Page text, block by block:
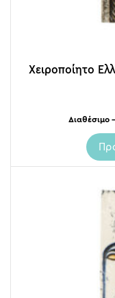
Χειροποίητο
Διαθέσιμο